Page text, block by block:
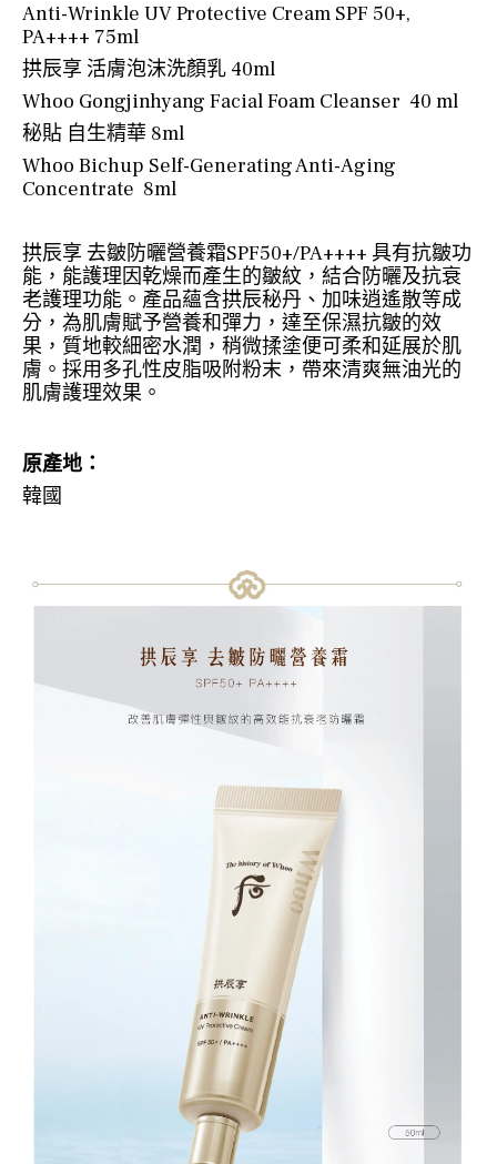
Anti-Wrinkle UV Protective Cream SPF 50+,
PA++++ 75ml
拱辰享 活膚泡沫洗顏乳 40ml
Whoo Gongjinhyang Facial Foam Cleanser 40 ml
秘貼 自生精華 8ml
Whoo Bichup Self-Generating Anti-Aging
Concentrate 8ml
拱辰享 去皺防曬營養霜SPF50+/PA++++ 具有抗皺功
能，能護理因乾燥而產生的皺紋，結合防曬及抗衰
老護理功能。產品蘊含拱辰秘丹、加味逍遙散等成
分，為肌膚賦予營養和彈力，達至保濕抗皺的效
果，質地較細密水潤，稍微揉塗便可柔和延展於肌
膚。採用多孔性皮脂吸附粉末，帶來清爽無油光的
肌膚護理效果。
原產地：
韓國